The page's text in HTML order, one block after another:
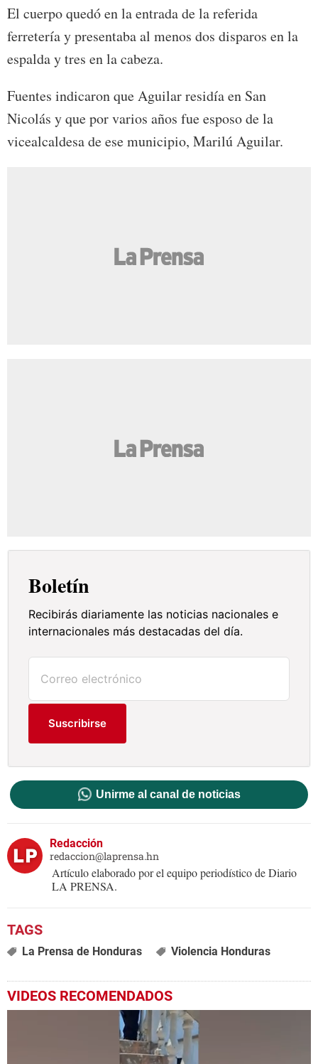
El cuerpo quedó en la entrada de la referida
ferretería y presentaba al menos dos disparos en la
espalda y tres en la cabeza.
Fuentes indicaron que Aguilar residía en San
Nicolás y que por varios años fue esposo de la
vicealcaldesa de ese municipio, Marilú Aguilar.
Boletín
Recibirás diariamente las noticias nacionales e
internacionales más destacadas del día.
Suscribirse
Unirme al canal de noticias
Redacción
redaccion@laprensa.hn
Artículo elaborado por el equipo periodístico de Diario
LA PRENSA.
La Prensa de Honduras Violencia Honduras
VIDEOS RECOMENDADOS